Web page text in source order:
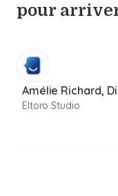
pour
Amélie Richard,
Eltoro Studio